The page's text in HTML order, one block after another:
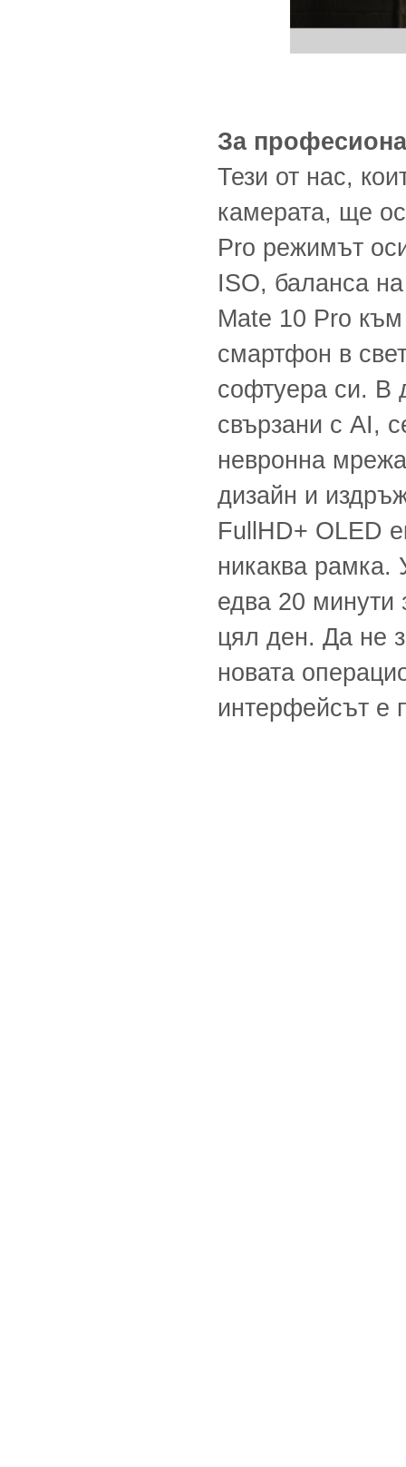
За
Тези от нас,
камерата, ще
Pro режимът
ISO, баланса
Mate 10 Pro
смартфон в
софтуера си. В
свързани с AI,
невронна
дизайн и
FullHD+ OLED
никаква рамка.
едва 20 минути
цял ден. Да не
новата
интерфейсът е